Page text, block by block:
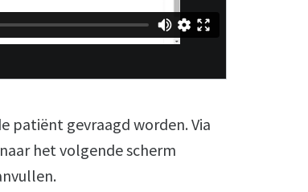
patiënt gevraagd worden. Via
het volgende scherm